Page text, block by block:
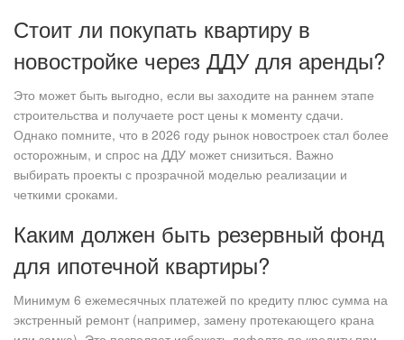
Стоит ли покупать квартиру в
новостройке через ДДУ для аренды?
Это может быть выгодно, если вы заходите на раннем этапе
строительства и получаете рост цены к моменту сдачи.
Однако помните, что в 2026 году рынок новостроек стал более
осторожным, и спрос на ДДУ может снизиться. Важно
выбирать проекты с прозрачной моделью реализации и
четкими сроками.
Каким должен быть резервный фонд
для ипотечной квартиры?
Минимум 6 ежемесячных платежей по кредиту плюс сумма на
экстренный ремонт (например, замену протекающего крана